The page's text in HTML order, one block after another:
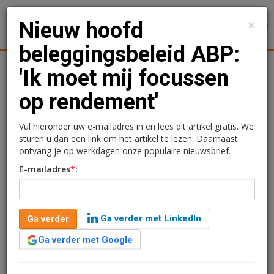
Nieuws Uitgelicht Achtergronden
Nieuw hoofd
beleggingsbeleid ABP: 'Ik
moet mij focussen op
rendement'
Redactie
30 maart 2026 om 13:13
4 maanden geleden aangepast
2 minuten leestijd
Duurzaamheid blijft een rol spelen in het
×
Nieuw hoofd
beleggingsbeleid ABP:
'Ik moet mij focussen
op rendement'
Vul hieronder uw e-mailadres in en lees dit artikel gratis. We
sturen u dan een link om het artikel te lezen. Daarnaast
ontvang je op werkdagen onze populaire nieuwsbrief.
E-mailadres*:
Ga verder
Ga verder met LinkedIn
Ga verder met Google